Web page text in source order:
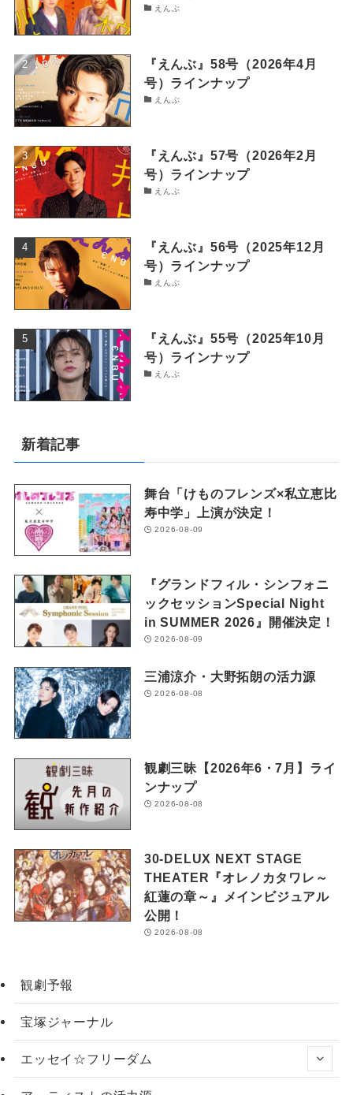
えんぶ
『えんぶ』58号（2026年4月
号）ラインナップ
えんぶ
『えんぶ』57号（2026年2月
号）ラインナップ
えんぶ
『えんぶ』56号（2025年12月
号）ラインナップ
えんぶ
『えんぶ』55号（2025年10月
号）ラインナップ
えんぶ
新着記事
舞台「けものフレンズ×私立恵比
寿中学」上演が決定！
2026-08-09
『グランドフィル・シンフォニ
ックセッションSpecial Night
in SUMMER 2026』開催決定！
2026-08-09
三浦涼介・大野拓朗の活力源
2026-08-08
観劇三昧【2026年6・7月】ライ
ンナップ
2026-08-08
30-DELUX NEXT STAGE
THEATER『オレノカタワレ～
紅蓮の章～』メインビジュアル
公開！
2026-08-08
観劇予報
宝塚ジャーナル
エッセイ☆フリーダム